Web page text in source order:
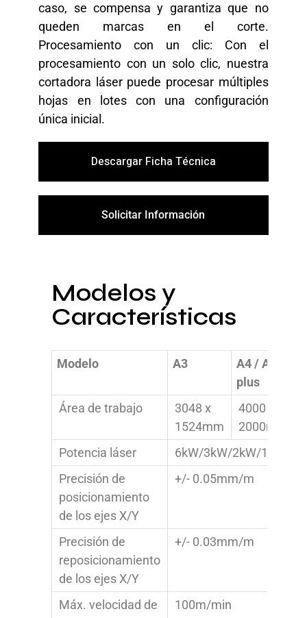
caso, se compensa y garantiza que no
queden marcas en el corte.
Procesamiento con un clic: Con el
procesamiento con un solo clic, nuestra
cortadora láser puede procesar múltiples
hojas en lotes con una configuración
única inicial.
Descargar Ficha Técnica
Solicitar Información
Modelos y
Características
Modelo A3
A4 / A4
plus
Área de trabajo
3048 x
1524mm
4000 x
2000mm
Potencia láser
6kW/3kW/2kW/1.5kW
Precisión de
posicionamiento
de los ejes X/Y
+/- 0.05mm/m
Precisión de
reposicionamiento
de los ejes X/Y
+/- 0.03mm/m
Máx. velocidad de
100m/min